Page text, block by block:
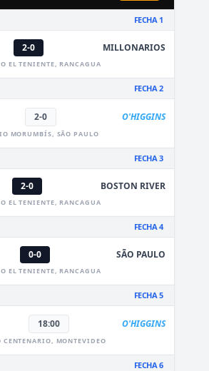
FECHA 1
2-0 MILLONARIOS
EL TENIENTE, RANCAGUA
FECHA 2
2-0 O'HIGGINS
MORUMBÍS, SÃO PAULO
FECHA 3
2-0 BOSTON RIVER
EL TENIENTE, RANCAGUA
FECHA 4
0-0 SÃO PAULO
EL TENIENTE, RANCAGUA
FECHA 5
18:00 O'HIGGINS
CENTENARIO, MONTEVIDEO
FECHA 6